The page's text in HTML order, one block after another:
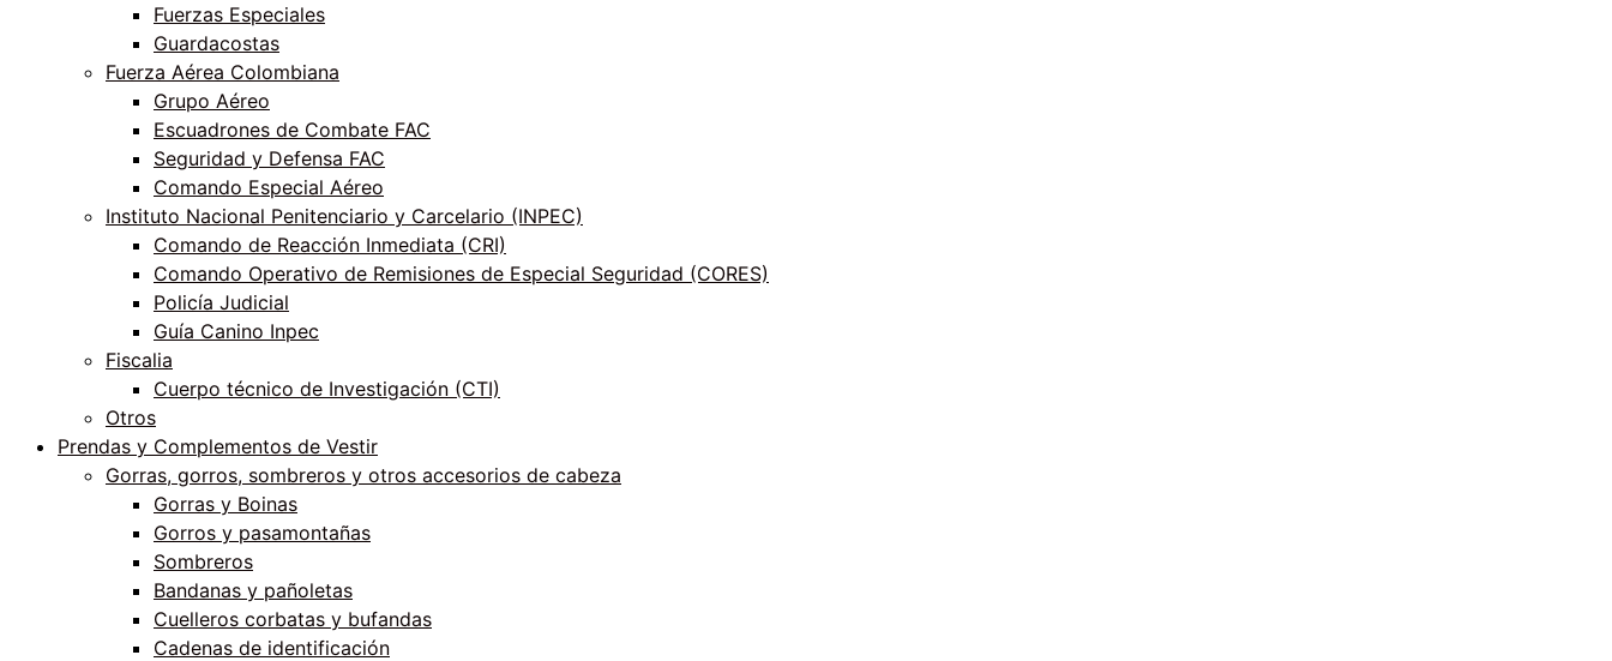
Fuerzas Especiales
Guardacostas
Fuerza Aérea Colombiana
Grupo Aéreo
Escuadrones de Combate FAC
Seguridad y Defensa FAC
Comando Especial Aéreo
Instituto Nacional Penitenciario y Carcelario (INPEC)
Comando de Reacción Inmediata (CRI)
Comando Operativo de Remisiones de Especial Seguridad (CORES)
Policía Judicial
Guía Canino Inpec
Fiscalia
Cuerpo técnico de Investigación (CTI)
Otros
Prendas y Complementos de Vestir
Gorras, gorros, sombreros y otros accesorios de cabeza
Gorras y Boinas
Gorros y pasamontañas
Sombreros
Bandanas y pañoletas
Cuelleros corbatas y bufandas
Cadenas de identificación